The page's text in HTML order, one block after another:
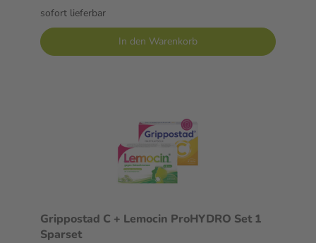
sofort lieferbar
In den Warenkorb
Grippostad C + Lemocin ProHYDRO Set 1
Sparset